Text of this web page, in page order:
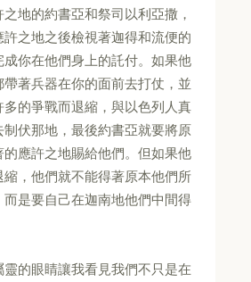
地的約書亞和祭司以利亞撒，
之地之後檢視著迦得和流便的
你在他們身上的託付。如果他
著兵器在你的面前去打仗，並
的爭戰而退縮，與以色列人真
伏那地，最後約書亞就要將原
應許之地賜給他們。但如果他
，他們就不能得著原本他們所
是要自己在迦南地他們中間得
的眼睛讓我看見我們不只是在